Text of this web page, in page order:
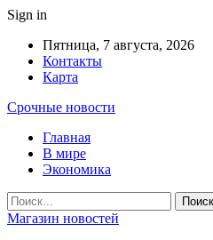
Sign in
Пятница, 7 августа, 2026
Контакты
Карта
Срочные новости
Главная
В мире
Экономика
Магазин новостей